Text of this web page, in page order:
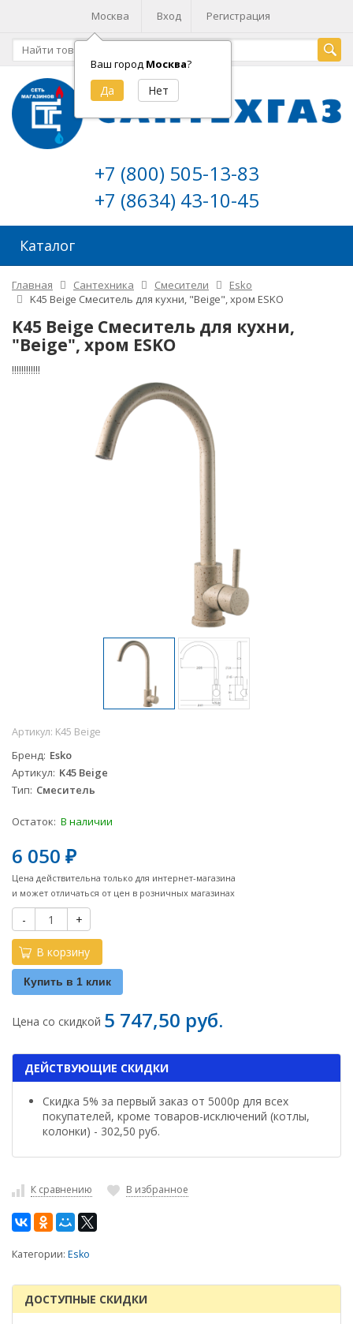
Москва
Ваш город Москва?
Вход Регистрация
+7 (800) 505-13-83
+7 (8634) 43-10-45
Каталог
Главная Сантехника Смесители
Esko
K45 Beige Смеситель для кухни, "Beige", хром ESKO
K45 Beige Смеситель для кухни,
"Beige", хром ESKO
!!!!!!!!!!!!
Артикул: K45 Beige
Бренд Esko
Артикул K45 Beige
Тип Смеситель
Остаток: В наличии
6 050 ₽
Цена действительна только для интернет-магазина
и может отличаться от цен в розничных магазинах
- +
В корзину
Купить в 1 клик
Цена со скидкой 5 747,50 руб.
ДЕЙСТВУЮЩИЕ СКИДКИ
Скидка 5% за первый заказ от 5000р для всех
покупателей, кроме товаров-исключений (котлы,
колонки) - 302,50 руб.
К сравнению В избранное
Категории: Esko
ДОСТУПНЫЕ СКИДКИ